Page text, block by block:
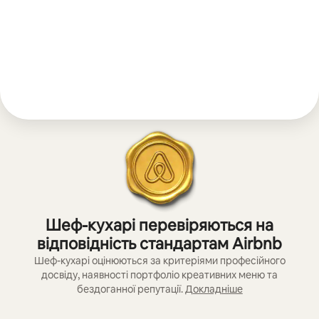
Шеф-кухарі перевіряються на
відповідність стандартам Airbnb
Шеф-кухарі оцінюються за критеріями професійного
досвіду, наявності портфоліо креативних меню та
бездоганної репутації.Докладніше